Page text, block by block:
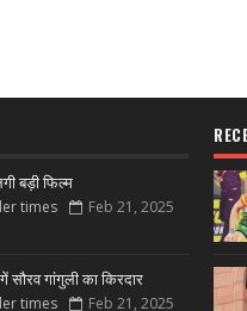
बड़ी फिल्म
times Feb 21, 2025
सौरव गांगुली का किरदार
times Feb 21, 2025